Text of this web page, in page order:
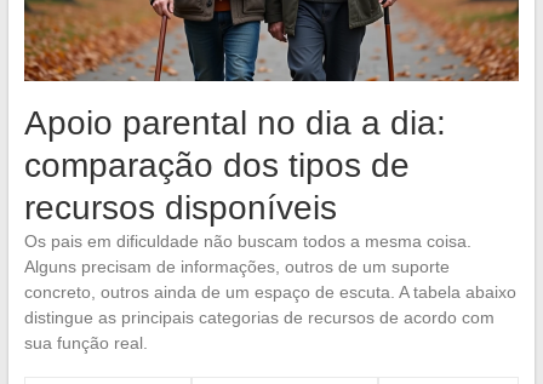
Apoio parental no dia a dia:
comparação dos tipos de
recursos disponíveis
Os pais em dificuldade não buscam todos a mesma coisa.
Alguns precisam de informações, outros de um suporte
concreto, outros ainda de um espaço de escuta. A tabela abaixo
distingue as principais categorias de recursos de acordo com
sua função real.